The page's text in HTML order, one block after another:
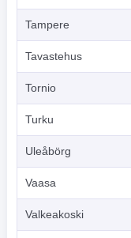
Tampere
Tavastehus
Tornio
Turku
Uleåbörg
Vaasa
Valkeakoski